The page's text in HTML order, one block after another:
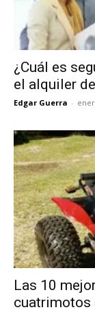
¿Cuál es
el alquiler
Edgar Guerra -
Las 10
cuatrimotos